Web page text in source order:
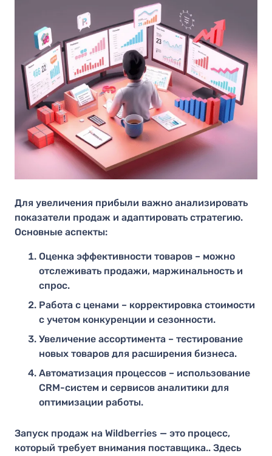
Для увеличения прибыли важно анализировать
показатели продаж и адаптировать стратегию.
Основные аспекты:
Оценка эффективности товаров – можно
отслеживать продажи, маржинальность и
спрос.
Работа с ценами – корректировка стоимости
с учетом конкуренции и сезонности.
Увеличение ассортимента – тестирование
новых товаров для расширения бизнеса.
Автоматизация процессов – использование
CRM-систем и сервисов аналитики для
оптимизации работы.
Запуск продаж на Wildberries — это процесс,
который требует внимания поставщика.. Здесь